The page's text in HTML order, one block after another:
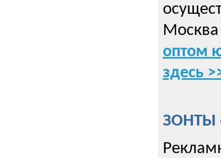
Москва
оптом
здесь
ЗОНТЫ